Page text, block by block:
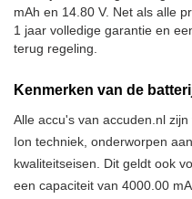
mAh en 14.80 V. Net als alle
1 jaar volledige garantie en
terug regeling.
Kenmerken van de
Alle accu's van accuden.nl
Ion techniek, onderworpen
kwaliteitseisen. Dit geldt ook
een capaciteit van 4000.00